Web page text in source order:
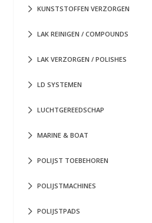
KUNSTSTOFFEN VERZORGEN
LAK REINIGEN / COMPOUNDS
LAK VERZORGEN / POLISHES
LD SYSTEMEN
LUCHTGEREEDSCHAP
MARINE & BOAT
POLIJST TOEBEHOREN
POLIJSTMACHINES
POLIJSTPADS